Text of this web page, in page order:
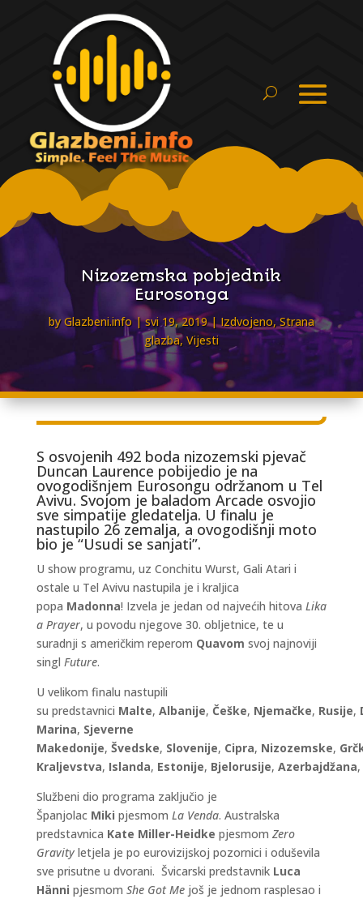
Nizozemska pobjednik
Eurosonga
byGlazbeni.info svi 19, 2019 Izdvojeno,Strana
glazba,Vijesti
S osvojenih 492 boda nizozemski pjevač
Duncan Laurence pobijedio je na
ovogodišnjem Eurosongu održanom u Tel
Avivu. Svojom je baladom Arcade osvojio
sve simpatije gledatelja. U finalu je
nastupilo 26 zemalja, a ovogodišnji moto
bio je “Usudi se sanjati”.
U show programu, uz Conchitu Wurst, Gali Atari i
ostale u Tel Avivu nastupila je i kraljica
popa Madonna! Izvela je jedan od najvećih hitova Lika
a Prayer, u povodu njegove 30. obljetnice, te u
suradnji s američkim reperom Quavom svoj najnoviji
singl Future.
U velikom finalu nastupili
su predstavnici Malte, Albanije, Češke, Njemačke, Rusije,
Marina, Sjeverne
Makedonije, Švedske, Slovenije, Cipra, Nizozemske,
Kraljevstva, Islanda, Estonije, Bjelorusije, Azerbajdžana,
Službeni dio programa zaključio je
Španjolac Miki pjesmom La Venda. Australska
predstavnica Kate Miller-Heidke pjesmom Zero
Gravityletjela je po eurovizijskoj pozornici i oduševila
sve prisutne u dvorani. Švicarski predstavnikLuca
Hänni pjesmom She Got Mejoš je jednom rasplesao i